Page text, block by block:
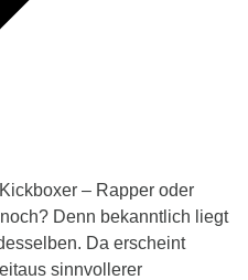
– Rapper oder
Denn bekanntlich liegt
Da erscheint
sinnvollerer